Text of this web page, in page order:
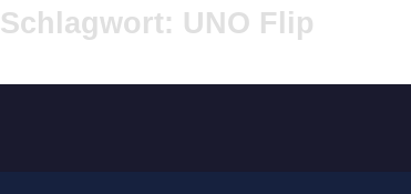
Schlagwort: UNO Flip